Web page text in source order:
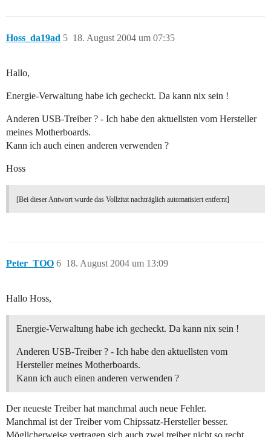
Hoss_da19ad 18. August 2004 um 07:35
5
Hallo,
Energie-Verwaltung habe ich gecheckt. Da kann nix sein !
Anderen USB-Treiber ? - Ich habe den aktuellsten vom Hersteller
meines Motherboards.
Kann ich auch einen anderen verwenden ?
Hoss
[Bei dieser Antwort wurde das Vollzitat nachträglich automatisiert entfernt]
Peter_TOO 18. August 2004 um 13:09
6
Hallo Hoss,
Energie-Verwaltung habe ich gecheckt. Da kann nix sein !
Anderen USB-Treiber ? - Ich habe den aktuellsten vom
Hersteller meines Motherboards.
Kann ich auch einen anderen verwenden ?
Der neueste Treiber hat manchmal auch neue Fehler.
Manchmal ist der Treiber vom Chipssatz-Hersteller besser.
Möglicherweise vertragen sich auch zwei treiber nicht so recht,